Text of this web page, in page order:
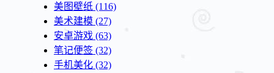
美图壁纸 (116)
美术建模 (27)
安卓游戏 (63)
笔记便签 (32)
手机美化 (32)